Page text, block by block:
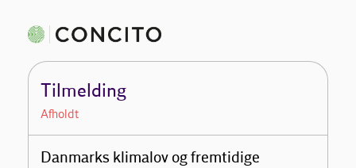
Tilmelding
Afholdt
Danmarks klimalov og fremtidige